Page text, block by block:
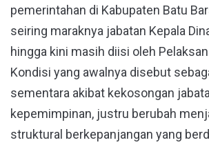
pemerintahan di Kabupaten Batu
seiring maraknya jabatan Kepala
hingga kini masih diisi oleh
Kondisi yang awalnya disebut
sementara akibat kekosongan
kepemimpinan, justru berubah
struktural berkepanjangan yang